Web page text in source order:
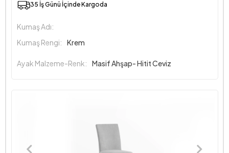
35 İş Günü İçinde Kargoda
Kumaş Adı:
Kumaş Rengi:
Krem
Ayak Malzeme-Renk: Masif Ahşap- Hitit Ceviz